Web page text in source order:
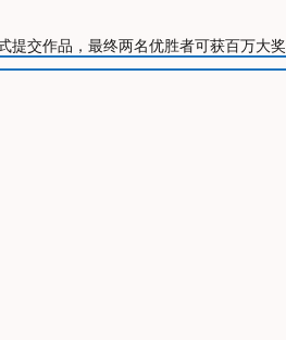
交作品，最终两名优胜者可获百万大奖